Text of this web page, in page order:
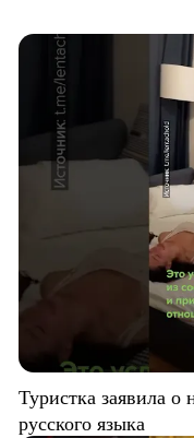
Туристка заявила о
русского языка